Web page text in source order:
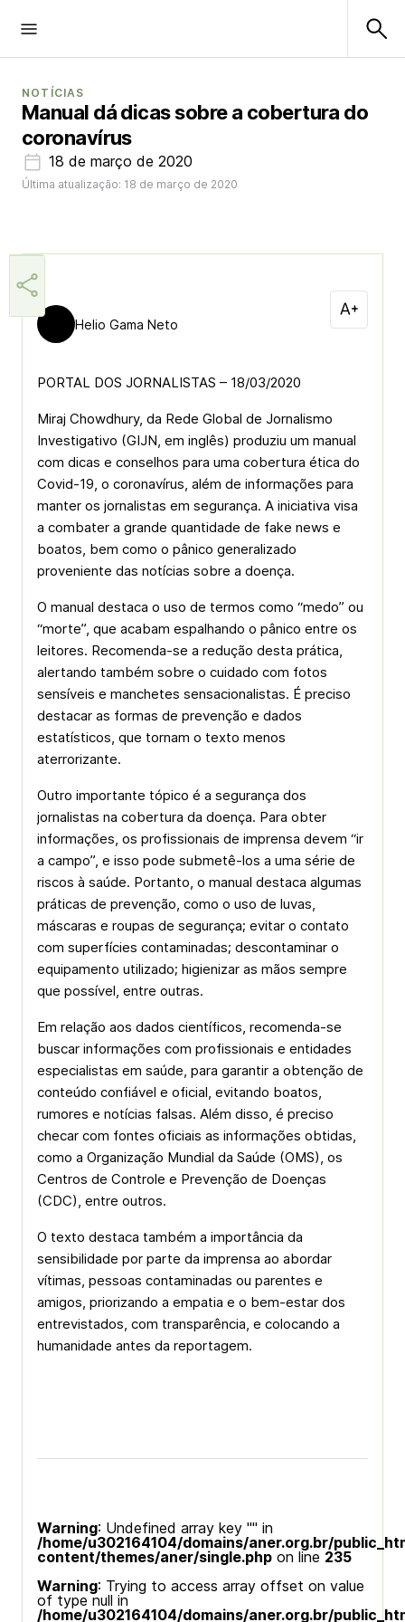
NOTÍCIAS
Manual dá dicas sobre a cobertura do
coronavírus
18 de março de 2020
Última atualização: 18 de março de 2020
Helio Gama Neto
PORTAL DOS JORNALISTAS – 18/03/2020
Miraj Chowdhury, da Rede Global de Jornalismo
Investigativo (GIJN, em inglês) produziu um manual
com dicas e conselhos para uma cobertura ética do
Covid-19, o coronavírus, além de informações para
manter os jornalistas em segurança. A iniciativa visa
a combater a grande quantidade de fake news e
boatos, bem como o pânico generalizado
proveniente das notícias sobre a doença.
O manual destaca o uso de termos como “medo” ou
“morte”, que acabam espalhando o pânico entre os
leitores. Recomenda-se a redução desta prática,
alertando também sobre o cuidado com fotos
sensíveis e manchetes sensacionalistas. É preciso
destacar as formas de prevenção e dados
estatísticos, que tornam o texto menos
aterrorizante.
Outro importante tópico é a segurança dos
jornalistas na cobertura da doença. Para obter
informações, os profissionais de imprensa devem “ir
a campo”, e isso pode submetê-los a uma série de
riscos à saúde. Portanto, o manual destaca algumas
práticas de prevenção, como o uso de luvas,
máscaras e roupas de segurança; evitar o contato
com superfícies contaminadas; descontaminar o
equipamento utilizado; higienizar as mãos sempre
que possível, entre outras.
Em relação aos dados científicos, recomenda-se
buscar informações com profissionais e entidades
especialistas em saúde, para garantir a obtenção de
conteúdo confiável e oficial, evitando boatos,
rumores e notícias falsas. Além disso, é preciso
checar com fontes oficiais as informações obtidas,
como a Organização Mundial da Saúde (OMS), os
Centros de Controle e Prevenção de Doenças
(CDC), entre outros.
O texto destaca também a importância da
sensibilidade por parte da imprensa ao abordar
vítimas, pessoas contaminadas ou parentes e
amigos, priorizando a empatia e o bem-estar dos
entrevistados, com transparência, e colocando a
humanidade antes da reportagem.
Warning: Undefined array key "" in
/home/u302164104/domains/aner.org.br/
content/themes/aner/single.php on line 235
Warning: Trying to access array offset on value
of type null in
/home/u302164104/domains/aner.org.br/